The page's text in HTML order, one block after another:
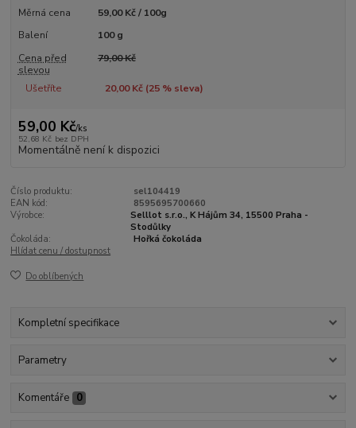
Měrná cena
59,00 Kč / 100g
Balení
100 g
Cena před
slevou
79,00 Kč
Ušetříte 20,00 Kč (25% sleva)
59,00 Kč/ks
52,68 Kč bez DPH
Momentálně není k dispozici
Číslo produktu:
sel104419
EAN kód:
8595695700660
Výrobce:
Selllot s.r.o., K Hájům 34, 15500 Praha -
Stodůlky
Čokoláda:
Hořká čokoláda
Hlídat cenu / dostupnost
Do oblíbených
Kompletní specifikace
Parametry
Komentáře 0